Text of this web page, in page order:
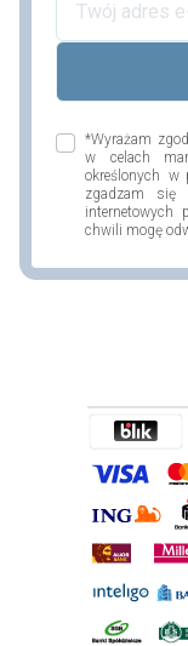
*Wyrażam
w celach
określonych w
zgadzam się
internetowych
chwili mogę